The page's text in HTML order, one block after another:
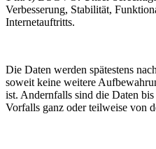
Verbesserung, Stabilität,
Internetauftritts.
Die Daten werden spätestens
soweit keine weitere
ist. Andernfalls sind die Daten
Vorfalls ganz oder teilweise von